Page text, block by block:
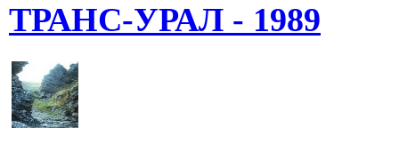
ТРАНС-УРАЛ - 1989